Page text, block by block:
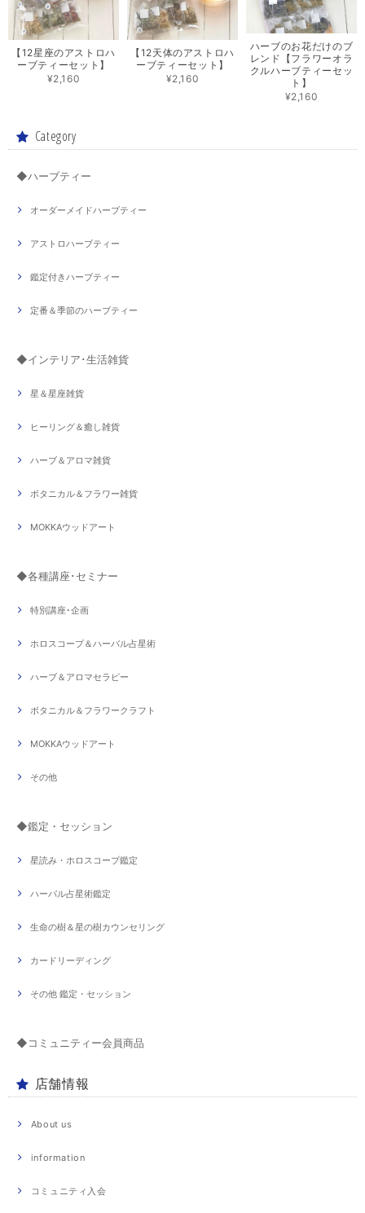
【12星座のアストロハ
ーブティーセット】
¥2,160
【12天体のアストロハ
ーブティーセット】
¥2,160
ハーブのお花だけのブ
レンド【フラワーオラ
クルハーブティーセッ
ト】
¥2,160
Category
◆ハーブティー
オーダーメイドハーブティー
アストロハーブティー
鑑定付きハーブティー
定番＆季節のハーブティー
◆インテリア･生活雑貨
星＆星座雑貨
ヒーリング＆癒し雑貨
ハーブ＆アロマ雑貨
ボタニカル＆フラワー雑貨
MOKKAウッドアート
◆各種講座･セミナー
特別講座･企画
ホロスコープ＆ハーバル占星術
ハーブ＆アロマセラピー
ボタニカル＆フラワークラフト
MOKKAウッドアート
その他
◆鑑定・セッション
星読み・ホロスコープ鑑定
ハーバル占星術鑑定
生命の樹＆星の樹カウンセリング
カードリーディング
その他 鑑定・セッション
◆コミュニティー会員商品
店舗情報
About us
information
コミュニティ入会